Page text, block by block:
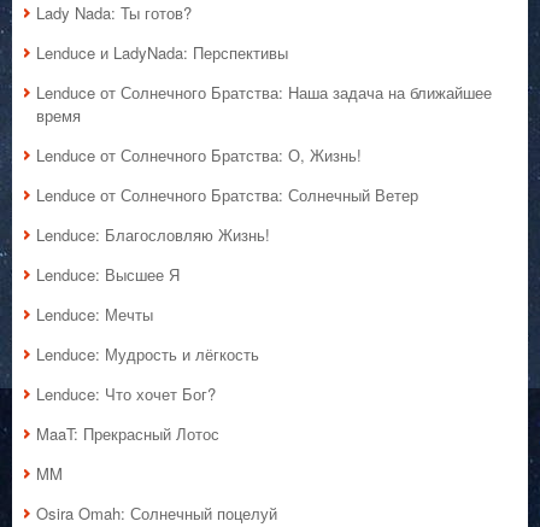
Lady Nada: Ты готов?
Lenduce и LadyNada: Перспективы
Lenduce от Солнечного Братства: Наша задача на ближайшее
время
Lenduce от Солнечного Братства: О, Жизнь!
Lenduce от Солнечного Братства: Солнечный Ветер
Lenduce: Благословляю Жизнь!
Lenduce: Высшее Я
Lenduce: Мечты
Lenduce: Мудрость и лёгкость
Lenduce: Что хочет Бог?
MaaT: Прекрасный Лотос
MM
Osira Omah: Солнечный поцелуй